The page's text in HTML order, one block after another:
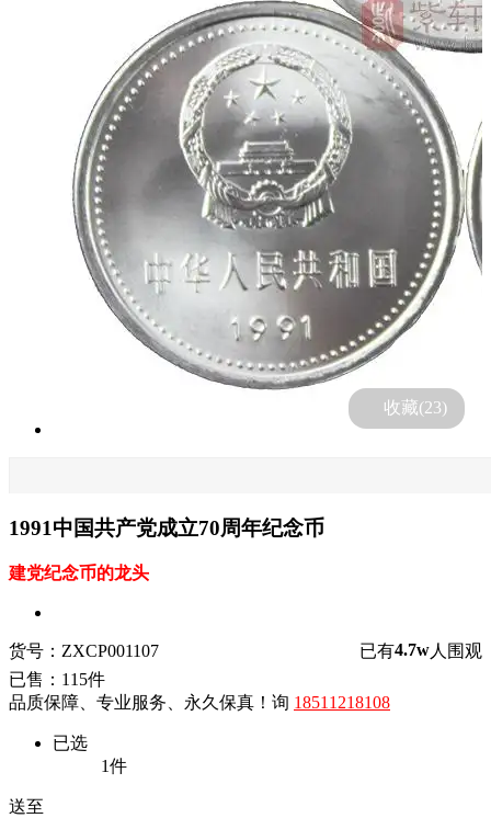
收藏(23)
1991中国共产党成立70周年纪念币
建党纪念币的龙头
货号：ZXCP001107 已有4.7w人围观
已售：115件
品质保障、专业服务、永久保真！询 18511218108
已选
1件
送至